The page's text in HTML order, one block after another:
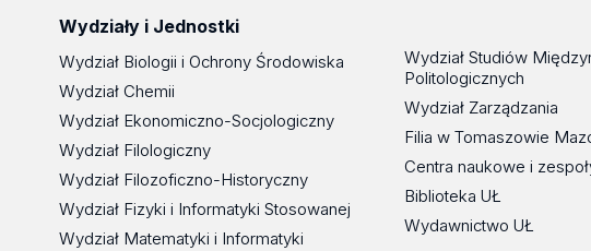
Wydziały i Jednostki
Wydział Biologii i Ochrony Środowiska
Wydział Chemii
Wydział Ekonomiczno-Socjologiczny
Wydział Filologiczny
Wydział Filozoficzno-Historyczny
Wydział Fizyki i Informatyki Stosowanej
Wydział Matematyki i Informatyki
Wydział Studiów
Politologicznych
Wydział Zarządzania
Filia w Tomaszowie
Centra naukowe i
Biblioteka UŁ
Wydawnictwo UŁ